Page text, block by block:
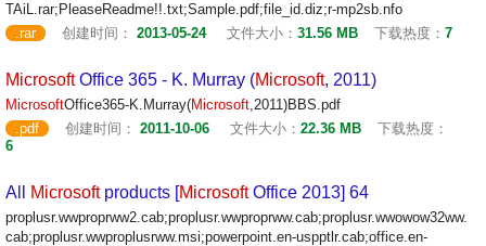
TAiL.rar;PleaseReadme!!.txt;Sample.pdf;file_id.diz;r-mp2sb.nfo
.rar
创建时间： 2013-05-24 文件大小： 31.56 MB 下载热度： 7
MicrosoftOffice 365 - K. Murray (Microsoft, 2011)
MicrosoftOffice365-K.Murray(Microsoft,2011)BBS.pdf
.pdf
创建时间： 2011-10-06 文件大小： 22.36 MB
下载热度：
6
All Microsoftproducts [MicrosoftOffice 2013] 64
proplusr.wwproprww2.cab;proplusr.wwproprww.cab;proplusr.wwowow32ww.
cab;proplusr.wwproplusrww.msi;powerpoint.en-uspptlr.cab;office.en-